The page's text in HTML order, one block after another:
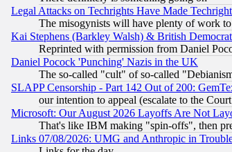
Legal Attacks on Techrights Have Made
The misogynists will have plenty of work
Kai Stephens (Barkley Walsh) & British
Reprinted with permission from Daniel
Daniel Pocock 'Punching' Nazis in the UK
The so-called "cult" of so-called
SLAPP Censorship - Part 142 Out of 200:
our intention to appeal (escalate to the
Microsoft: Our August 2026 Layoffs Are Not
That's like IBM making "spin-offs", then
Links 07/08/2026: UMG and Anthropic in